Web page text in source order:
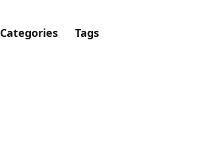
Categories Tags